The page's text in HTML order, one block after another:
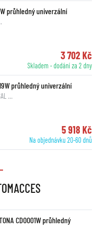
průhledný univerzální
3 702 Kč
Skladem - dodání za 2 dny
průhledný univerzální
…
5 918 Kč
Na objednávku 20-60 dnů
CD0001W průhledný